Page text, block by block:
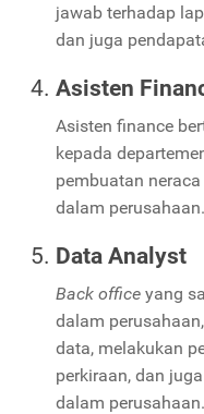
jawab terhadap
dan juga
Asisten
Asisten finance
kepada
pembuatan
dalam perusahaan.
Data Analyst
Back office yang
dalam
data, melakukan
perkiraan, dan
dalam perusahaan.